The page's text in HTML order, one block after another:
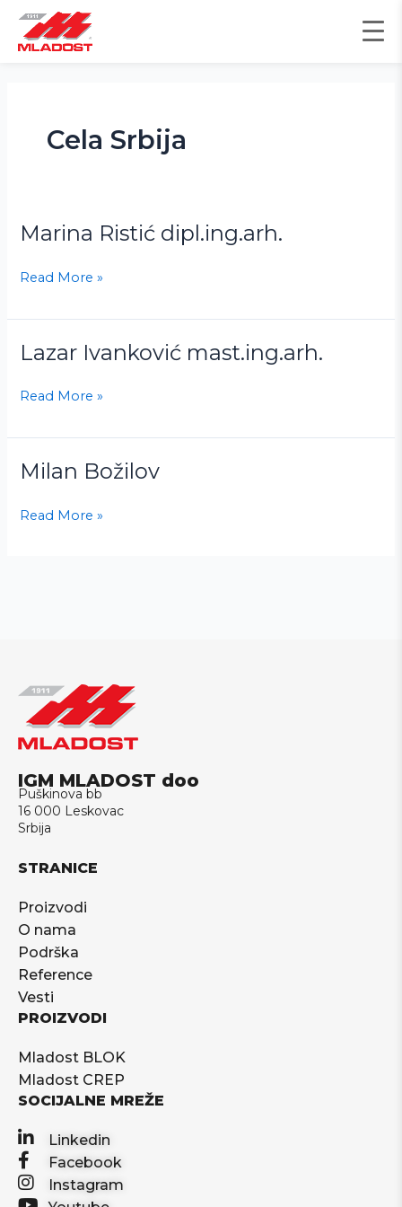
Пређи
садржај
Cela Srbija
Marina Ristić dipl.ing.arh.
Marina
dipl.ing.arh.
Read More »
Lazar Ivanković mast.ing.arh.
Lazar
mast.ing.arh.
Read More »
Milan Božilov
Milan
Read More »
IGM MLADOST doo
Puškinova bb
16 000 Leskovac
Srbija
STRANICE
Proizvodi
O nama
Podrška
Reference
Vesti
PROIZVODI
Mladost BLOK
Mladost CREP
SOCIJALNE MREŽE
Linkedin
Facebook
Instagram